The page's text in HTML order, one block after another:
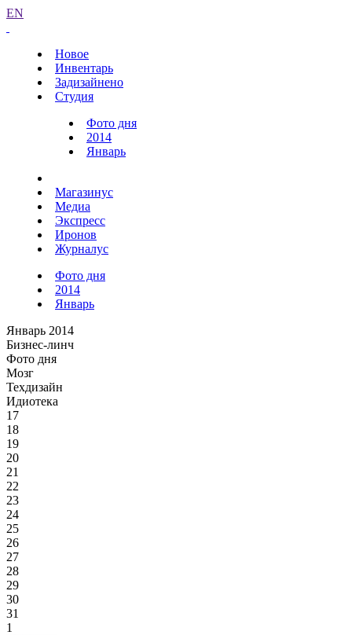
EN
Новое
Инвентарь
Задизайнено
Студия
Фото дня
2014
Январь
Магазинус
Медиа
Экспресс
Иронов
Журналус
Фото дня
2014
Январь
Январь 2014
Бизнес-линч
Фото дня
Мозг
Техдизайн
Идиотека
17
18
19
20
21
22
23
24
25
26
27
28
29
30
31
1